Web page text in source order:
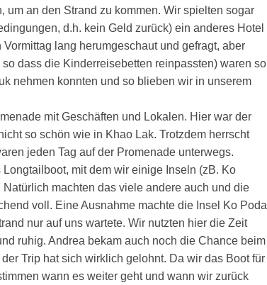
an den Strand zu kommen. Wir spielten sogar
d.h. kein Geld zurück) ein anderes Hotel
lang herumgeschaut und gefragt, aber
dass die Kinderreisebetten reinpassten) waren so
nehmen konnten und so blieben wir in unserem
mit Geschäften und Lokalen. Hier war der
so schön wie in Khao Lak. Trotzdem herrscht
jeden Tag auf der Promenade unterwegs.
mit dem wir einige Inseln (zB. Ko
machten das viele andere auch und die
voll. Eine Ausnahme machte die Insel Ko Poda
nur auf uns wartete. Wir nutzten hier die Zeit
ruhig. Andrea bekam auch noch die Chance beim
Trip hat sich wirklich gelohnt. Da wir das Boot für
wann es weiter geht und wann wir zurück